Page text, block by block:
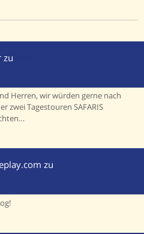
zu
Herren, wir würden gerne nach
zwei Tagestouren SAFARIS
zu